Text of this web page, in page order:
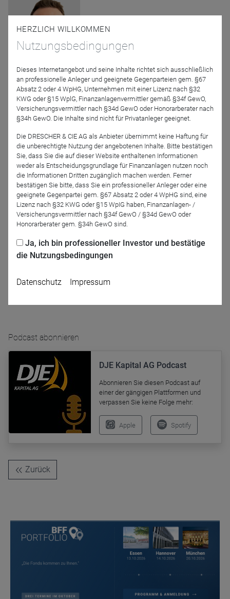
Sebastian Hofbeck
DJE Kapital AG
Moderator
Manuel Zeuch
Podcast abonnieren
DJE Kapital AG Podcast
Abonnieren Sie diesen Podcast auf
einer der gängigen Plattformen und
verpassen Sie keine Folge mehr:
Apple Spotify
Zurück
HERZLICH WILLKOMMEN
Nutzungsbedingungen
Dieses Internetangebot und seine Inhalte richtet sich ausschließlich
an professionelle Anleger und geeignete Gegenparteien gem. §67
Absatz 2 oder 4 WpHG, Unternehmen mit einer Lizenz nach §32
KWG oder §15 WplG, Finanzanlagenvermittler gemäß §34f GewO,
Versicherungsvermittler nach §34d GewO oder Honorarberater nach
§34h GewO. Die Inhalte sind nicht für Privatanleger geeignet.
Die DRESCHER & CIE AG als Anbieter übernimmt keine Haftung für
die unberechtigte Nutzung der angebotenen Inhalte. Bitte bestätigen
Sie, dass Sie die auf dieser Website enthaltenen Informationen
weder als Entscheidungsgrundlage für Finanzanlagen nutzen noch
die Informationen Dritten zugänglich machen werden. Ferner
bestätigen Sie bitte, dass Sie ein professioneller Anleger oder eine
geeignete Gegenpartei gem. §67 Absatz 2 oder 4 WpHG sind, eine
Lizenz nach §32 KWG oder §15 WpIG haben, Finanzanlagen- /
Versicherungsvermittler nach §34f GewO / §34d GewO oder
Honorarberater gem. §34h GewO sind.
Ja, ich bin professioneller Investor und bestätige
die Nutzungsbedingungen
Datenschutz Impressum
Name
CPref
Anbieter
D&C